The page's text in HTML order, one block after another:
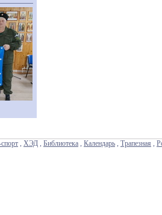
, ХЭД , Библиотека , Календарь , Трапезная ,